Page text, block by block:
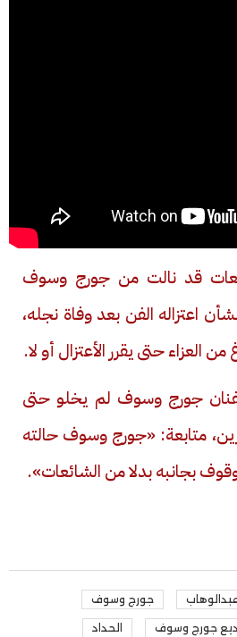
قد نالت من جورج وسوف
اعتزاله الفن بعد وفاة نجله،
العزاء حتى يقرر الأعتزال أو لا.
جورج وسوف لم يخلو حتى
متابعة: «جورج وسوف حالته
بجانبه بدلا من الشائعات».
جورج وسوف
جورج وسوف الحداد